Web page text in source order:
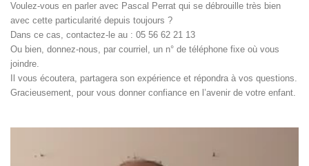
Voulez-vous en parler avec Pascal Perrat qui se débrouille très bien
avec cette particularité depuis toujours ?
Dans ce cas, contactez-le au : 05 56 62 21 13
Ou bien, donnez-nous, par courriel, un n° de téléphone fixe où vous
joindre.
Il vous écoutera, partagera son expérience et répondra à vos questions.
Gracieusement, pour vous donner confiance en l’avenir de votre enfant.